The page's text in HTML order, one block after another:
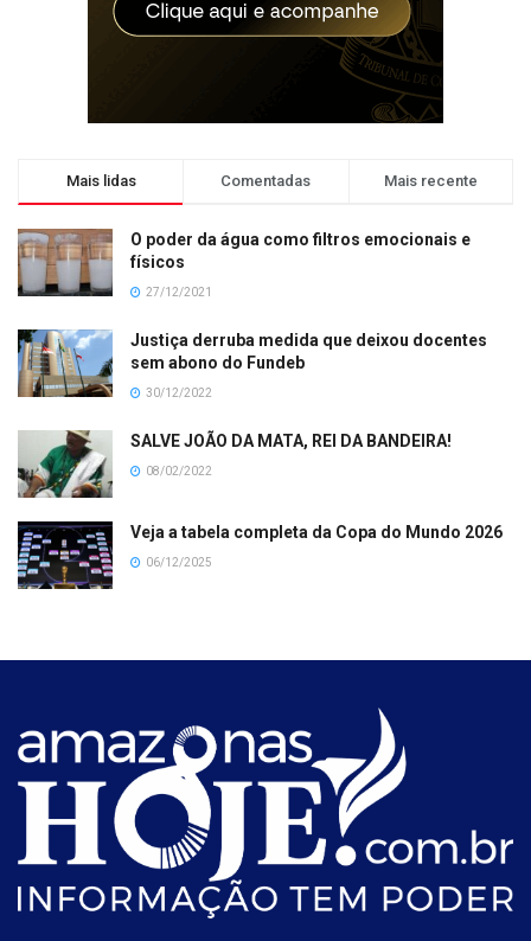
Mais lidas Comentadas Mais recente
O poder da água como filtros emocionais e
físicos
27/12/2021
Justiça derruba medida que deixou docentes
sem abono do Fundeb
30/12/2022
SALVE JOÃO DA MATA, REI DA BANDEIRA!
08/02/2022
Veja a tabela completa da Copa do Mundo 2026
06/12/2025